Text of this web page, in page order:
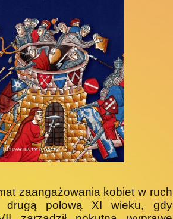
zaangażowania kobiet w ruch
drugą połową XI wieku, gdy